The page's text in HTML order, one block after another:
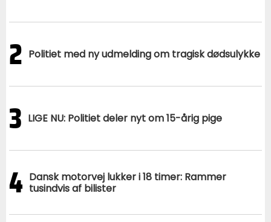
2 Politiet med ny udmelding om tragisk dødsulykke
3 LIGE NU: Politiet deler nyt om 15-årig pige
4 Dansk motorvej lukker i 18 timer: Rammer
tusindvis af bilister